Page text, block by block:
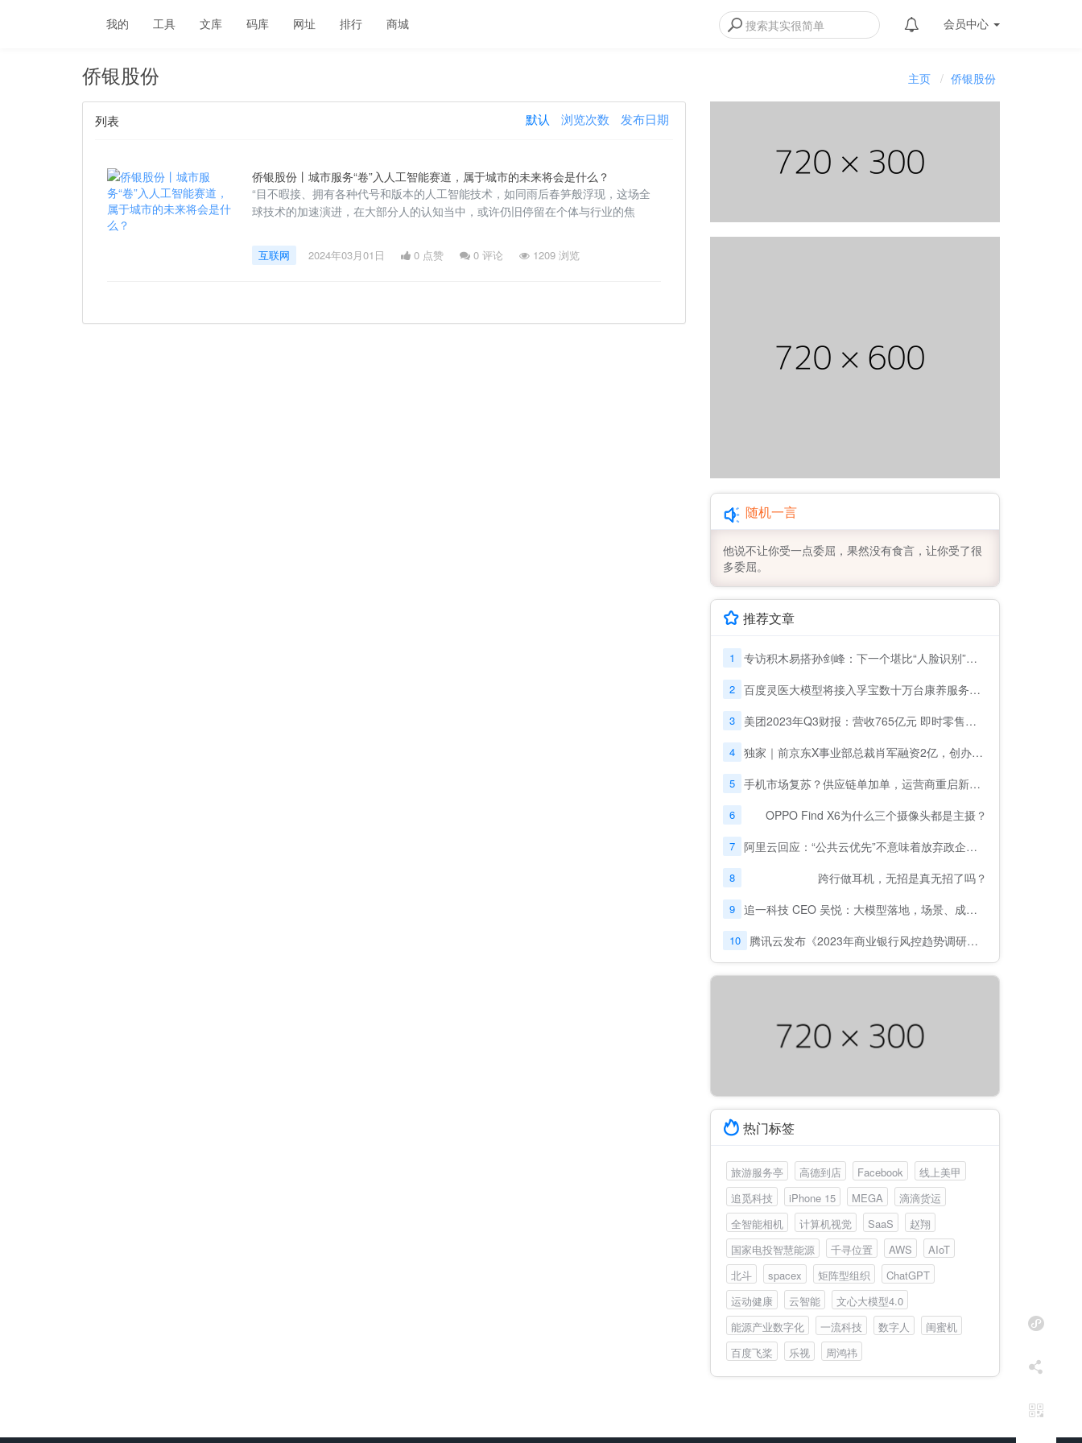
我的 工具 文库 码库 网址 排行 商城 会员中心
侨银股份 主页 侨银股份
列表 默认 浏览次数 发布日期
侨银股份丨城市服务“卷”入人工智能赛道，属于城市的未来将会是什么？
“目不暇接、拥有各种代号和版本的人工智能技术，如同雨后春笋般浮现，这场全
球技术的加速演进，在大部分人的认知当中，或许仍旧停留在个体与行业的焦
互联网 2024年03月01日 0 点赞 0 评论 1209 浏览
随机一言
他说不让你受一点委屈，果然没有食言，让你受了很
多委屈。
推荐文章
1 专访积木易搭孙剑峰：下一个堪比“人脸识别”的机会在哪里？
2 百度灵医大模型将接入孚宝数十万台康养服务机器人，助力适老化改革
3 美团2023年Q3财报：营收765亿元 即时零售订单量增至62亿笔
4 独家｜前京东X事业部总裁肖军融资2亿，创办仓储机器人公司
5 手机市场复苏？供应链单加单，运营商重启新一轮5G补贴
6 OPPO Find X6为什么三个摄像头都是主摄？
7 阿里云回应：“公共云优先”不意味着放弃政企市场
8 跨行做耳机，无招是真无招了吗？
9 追一科技 CEO 吴悦：大模型落地，场景、成本及效果，缺一不可
10 腾讯云发布《2023年商业银行风控趋势调研报告》: 金融风控迈入“模型对抗”时代
热门标签
旅游服务亭 高德到店 Facebook
线上美甲
追觅科技
iPhone 15 MEGA
滴滴货运
全智能相机
计算机视觉 SaaS
赵翔
国家电投智慧能源
千寻位置 AWS
AIoT
北斗
spacex 矩阵型组织
ChatGPT
运动健康
云智能
文心大模型4.0
能源产业数字化
一流科技 数字人
闺蜜机
百度飞桨
乐视 周鸿祎